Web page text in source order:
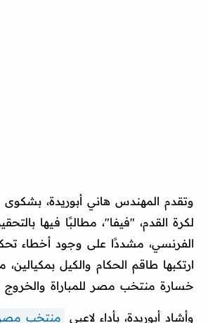
وتقدم المهندس هاني أبوريدة، بشكوى
لكرة القدم، "فيفا"، مطالبًا فيها
الفرنسي، مشددًا على وجود أخطاء
ارتكبها طاقم الحكام والكيل
خسارة منتخب مصر للمباراة والخروج
وأشاد أبوريدة، بأداء لاعبي منتخب